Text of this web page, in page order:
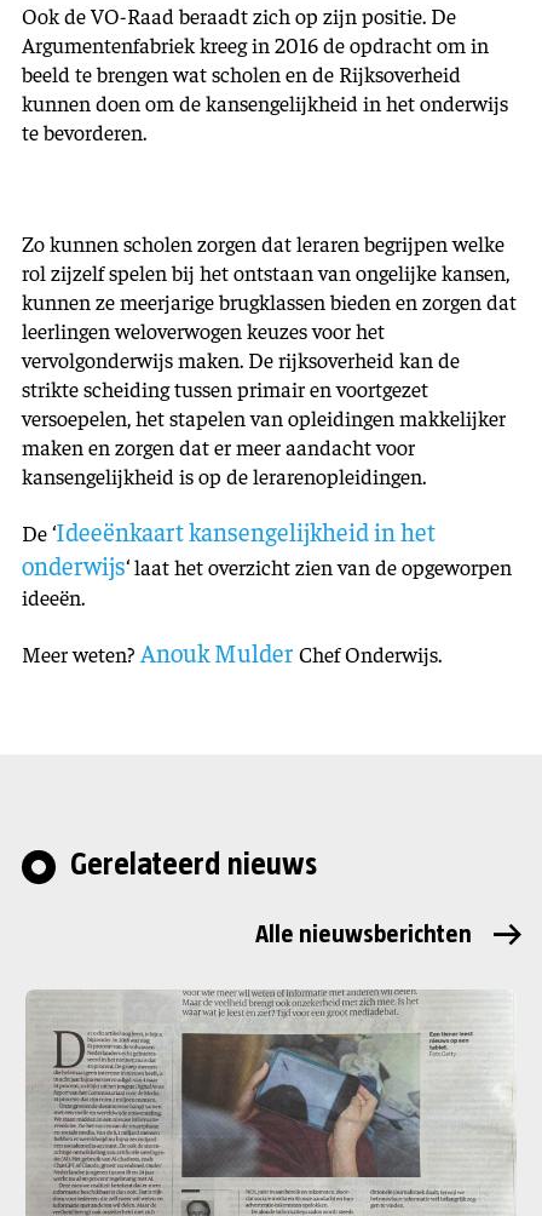
Ook de VO-Raad beraadt zich op zijn positie. De
Argumentenfabriek kreeg in 2016 de opdracht om in
beeld te brengen wat scholen en de Rijksoverheid
kunnen doen om de kansengelijkheid in het onderwijs
te bevorderen.
Zo kunnen scholen zorgen dat leraren begrijpen welke
rol zijzelf spelen bij het ontstaan van ongelijke kansen,
kunnen ze meerjarige brugklassen bieden en zorgen dat
leerlingen weloverwogen keuzes voor het
vervolgonderwijs maken. De rijksoverheid kan de
strikte scheiding tussen primair en voortgezet
versoepelen, het stapelen van opleidingen makkelijker
maken en zorgen dat er meer aandacht voor
kansengelijkheid is op de lerarenopleidingen.
De ‘Ideeënkaart kansengelijkheid in het
onderwijs‘ laat het overzicht zien van de opgeworpen
ideeën.
Meer weten? Anouk Mulder Chef Onderwijs.
Gerelateerd nieuws
Alle nieuwsberichten